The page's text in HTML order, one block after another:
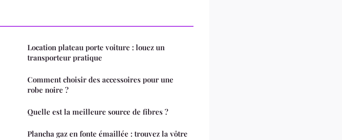
Location plateau porte voiture : louez un
transporteur pratique
Comment choisir des accessoires pour une
robe noire ?
Quelle est la meilleure source de fibres ?
Plancha gaz en fonte émaillée : trouvez la vôtre